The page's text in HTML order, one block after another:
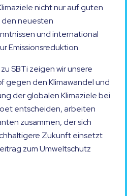
nicht nur auf guten
neuesten
und international
Emissionsreduktion.
SBTi zeigen wir unsere
gegen den Klimawandel und
der globalen Klimaziele bei.
entscheiden, arbeiten
zusammen, der sich
Zukunft einsetzt
zum Umweltschutz